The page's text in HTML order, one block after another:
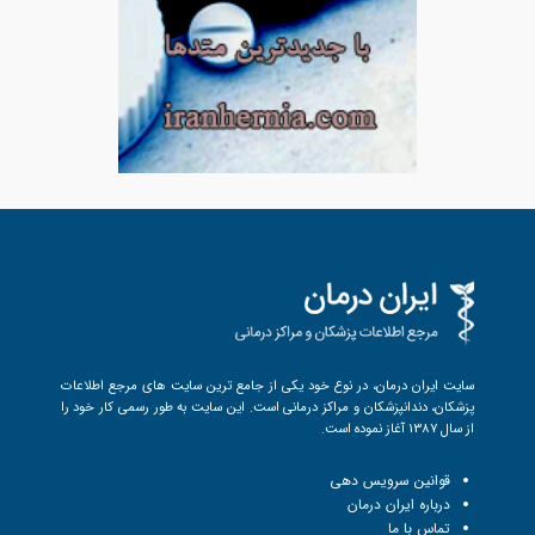
سایت ایران درمان، در نوع خود یکی از جامع ترین سایت های مرجع اطلاعات
پزشکان، دندانپزشکان و مراکز درمانی است. این سایت به طور رسمی کار خود را
از سال 1387 آغاز نموده است.
قوانین سرویس دهی
درباره ایران درمان
تماس با ما